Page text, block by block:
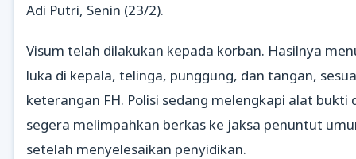
Adi Putri, Senin (23/2).
Visum telah dilakukan kepada korban. Hasilnya
luka di kepala, telinga, punggung, dan tangan,
keterangan FH. Polisi sedang melengkapi alat bukti
segera melimpahkan berkas ke jaksa penuntut
setelah menyelesaikan penyidikan.